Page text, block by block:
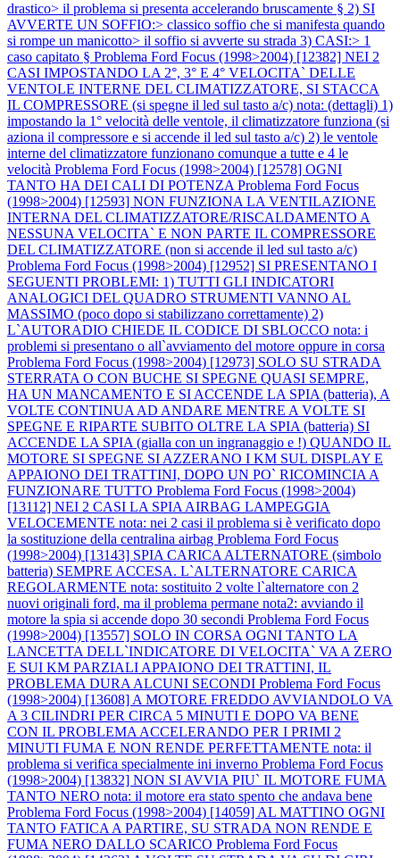
drastico> il problema si presenta accelerando bruscamente § 2) SI
AVVERTE UN SOFFIO:> classico soffio che si manifesta quando
si rompe un manicotto> il soffio si avverte su strada 3) CASI:> 1
caso capitato § Problema Ford Focus (1998>2004) [12382] NEI 2
CASI IMPOSTANDO LA 2°, 3° E 4° VELOCITA` DELLE
VENTOLE INTERNE DEL CLIMATIZZATORE, SI STACCA
IL COMPRESSORE (si spegne il led sul tasto a/c) nota: (dettagli) 1)
impostando la 1° velocità delle ventole, il climatizzatore funziona (si
aziona il compressore e si accende il led sul tasto a/c) 2) le ventole
interne del climatizzatore funzionano comunque a tutte e 4 le
velocità Problema Ford Focus (1998>2004) [12578] OGNI
TANTO HA DEI CALI DI POTENZA Problema Ford Focus
(1998>2004) [12593] NON FUNZIONA LA VENTILAZIONE
INTERNA DEL CLIMATIZZATORE/RISCALDAMENTO A
NESSUNA VELOCITA` E NON PARTE IL COMPRESSORE
DEL CLIMATIZZATORE (non si accende il led sul tasto a/c)
Problema Ford Focus (1998>2004) [12952] SI PRESENTANO I
SEGUENTI PROBLEMI: 1) TUTTI GLI INDICATORI
ANALOGICI DEL QUADRO STRUMENTI VANNO AL
MASSIMO (poco dopo si stabilizzano correttamente) 2)
L`AUTORADIO CHIEDE IL CODICE DI SBLOCCO nota: i
problemi si presentano o all`avviamento del motore oppure in corsa
Problema Ford Focus (1998>2004) [12973] SOLO SU STRADA
STERRATA O CON BUCHE SI SPEGNE QUASI SEMPRE,
HA UN MANCAMENTO E SI ACCENDE LA SPIA (batteria), A
VOLTE CONTINUA AD ANDARE MENTRE A VOLTE SI
SPEGNE E RIPARTE SUBITO OLTRE LA SPIA (batteria) SI
ACCENDE LA SPIA (gialla con un ingranaggio e !) QUANDO IL
MOTORE SI SPEGNE SI AZZERANO I KM SUL DISPLAY E
APPAIONO DEI TRATTINI, DOPO UN PO` RICOMINCIA A
FUNZIONARE TUTTO Problema Ford Focus (1998>2004)
[13112] NEI 2 CASI LA SPIA AIRBAG LAMPEGGIA
VELOCEMENTE nota: nei 2 casi il problema si è verificato dopo
la sostituzione della centralina airbag Problema Ford Focus
(1998>2004) [13143] SPIA CARICA ALTERNATORE (simbolo
batteria) SEMPRE ACCESA. L`ALTERNATORE CARICA
REGOLARMENTE nota: sostituito 2 volte l`alternatore con 2
nuovi originali ford, ma il problema permane nota2: avviando il
motore la spia si accende dopo 30 secondi Problema Ford Focus
(1998>2004) [13557] SOLO IN CORSA OGNI TANTO LA
LANCETTA DELL`INDICATORE DI VELOCITA` VA A ZERO
E SUI KM PARZIALI APPAIONO DEI TRATTINI, IL
PROBLEMA DURA ALCUNI SECONDI Problema Ford Focus
(1998>2004) [13608] A MOTORE FREDDO AVVIANDOLO VA
A 3 CILINDRI PER CIRCA 5 MINUTI E DOPO VA BENE
CON IL PROBLEMA ACCELERANDO PER I PRIMI 2
MINUTI FUMA E NON RENDE PERFETTAMENTE nota: il
problema si verifica specialmente ini inverno Problema Ford Focus
(1998>2004) [13832] NON SI AVVIA PIU` IL MOTORE FUMA
TANTO NERO nota: il motore era stato spento che andava bene
Problema Ford Focus (1998>2004) [14059] AL MATTINO OGNI
TANTO FATICA A PARTIRE, SU STRADA NON RENDE E
FUMA NERO DALLO SCARICO Problema Ford Focus